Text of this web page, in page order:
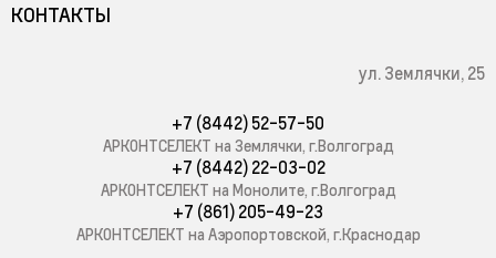
КОНТАКТЫ
ул. Землячки, 25
+7 (8442) 52-57-50
АРКОНТСЕЛЕКТ на Землячки, г.Волгоград
+7 (8442) 22-03-02
АРКОНТСЕЛЕКТ на Монолите, г.Волгоград
+7 (861) 205-49-23
АРКОНТСЕЛЕКТ на Аэропортовской, г.Краснодар